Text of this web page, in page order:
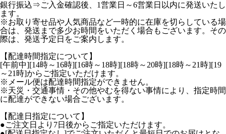
銀行振込⇒ご入金確認後、1営業日～6営業日以内に発送いたし
ます。
※お取り寄せ品や人気商品など一時的に在庫を切らしている場
合は、発送まで多少お時間をいただく場合もございます。その
際は、発送予定日をご案内します。
【配達時間指定について】
[午前中][14時～16時][16時～18時][18時～20時][18時～21時][19
～21時]からご指定いただけます。
※メール便は配達時間指定ができません。
※天災・交通事情・その他やむを得ない事情により、指定時間
に配達ができない場合ございます。
【配達日指定について】
●ご注文日より7日後からご指定いただけます。